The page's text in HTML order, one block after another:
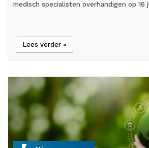
medisch specialisten overhandigen op 16
Lees verder »